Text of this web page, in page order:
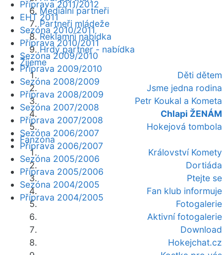
Mediální partneři
Partneři mládeže
Reklamní nabídka
Hrdý partner - nabídka
Žijeme
Děti dětem
Jsme jedna rodina
Petr Koukal a Kometa
Chlapi ŽENÁM
Hokejová tombola
Fanzóna
Království Komety
Dortiáda
Ptejte se
Fan klub informuje
Fotogalerie
Aktivní fotogalerie
Download
Hokejchat.cz
Příprava 2011/2012
EHT 2011
Sezóna 2010/2011
Příprava 2010/2011
Sezóna 2009/2010
Příprava 2009/2010
Sezóna 2008/2009
Příprava 2008/2009
Sezóna 2007/2008
Příprava 2007/2008
Sezóna 2006/2007
Příprava 2006/2007
Sezóna 2005/2006
Příprava 2005/2006
Sezóna 2004/2005
Příprava 2004/2005